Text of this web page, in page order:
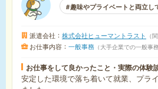
趣味やプライベートと両立し
派遣会社 株式会社ヒューマントラスト
お仕事内容 一般事務 大手企業での一般事
お仕事をして良かったこと・実際の体験
安定した環境で落ち着いて就業、プラ